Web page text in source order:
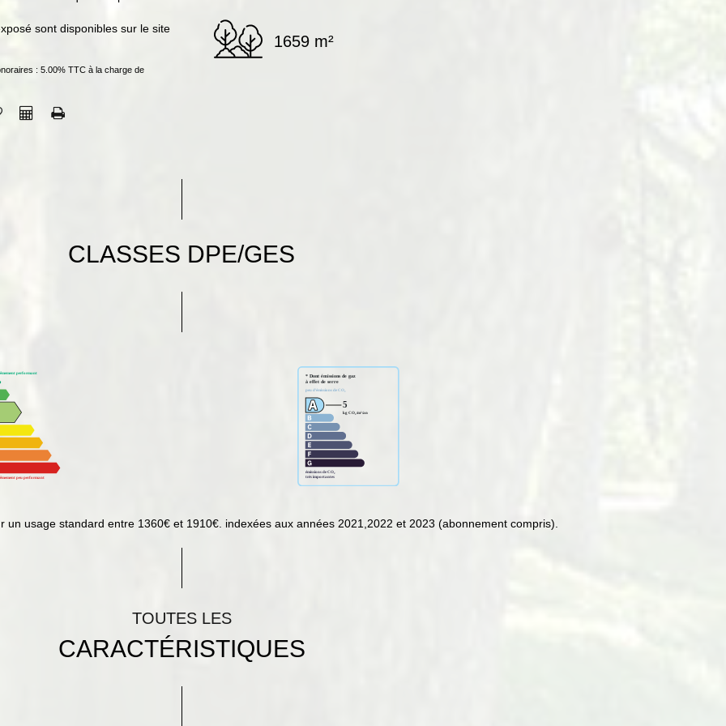
sont disponibles sur le site
: 5.00% TTC à la charge de
1659 m²
CLASSES DPE/GES
usage standard entre 1360€ et 1910€. indexées aux années 2021,2022 et 2023 (abonnement compris).
TOUTES LES
CARACTÉRISTIQUES